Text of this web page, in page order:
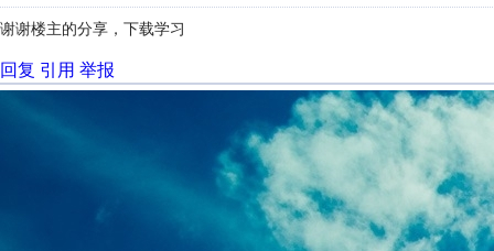
谢谢楼主的分享，下载学习
回复 引用 举报